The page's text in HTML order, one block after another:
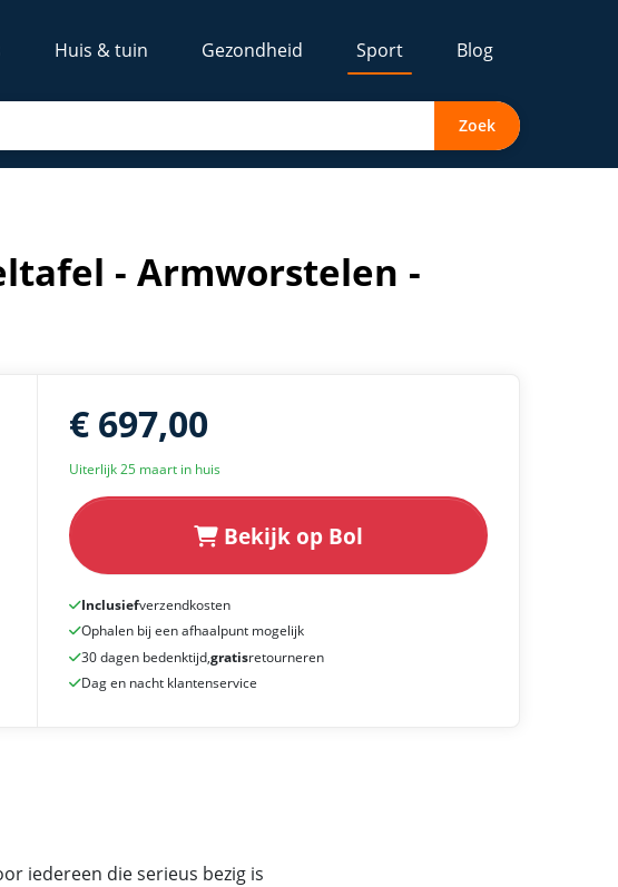
Huis & tuin Gezondheid Sport Blog
Zoek
- Armworstelen -
€ 697,00
Uiterlijk 25 maart in huis
Bekijk op Bol
Inclusiefverzendkosten
Ophalen bij een afhaalpunt mogelijk
30 dagen bedenktijd,gratisretourneren
Dag en nacht klantenservice
iedereen die serieus bezig is